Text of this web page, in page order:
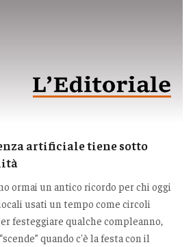
artificiale tiene sotto
ormai un antico ricordo per chi oggi
usati un tempo come circoli
festeggiare qualche compleanno,
quando c'è la festa con il